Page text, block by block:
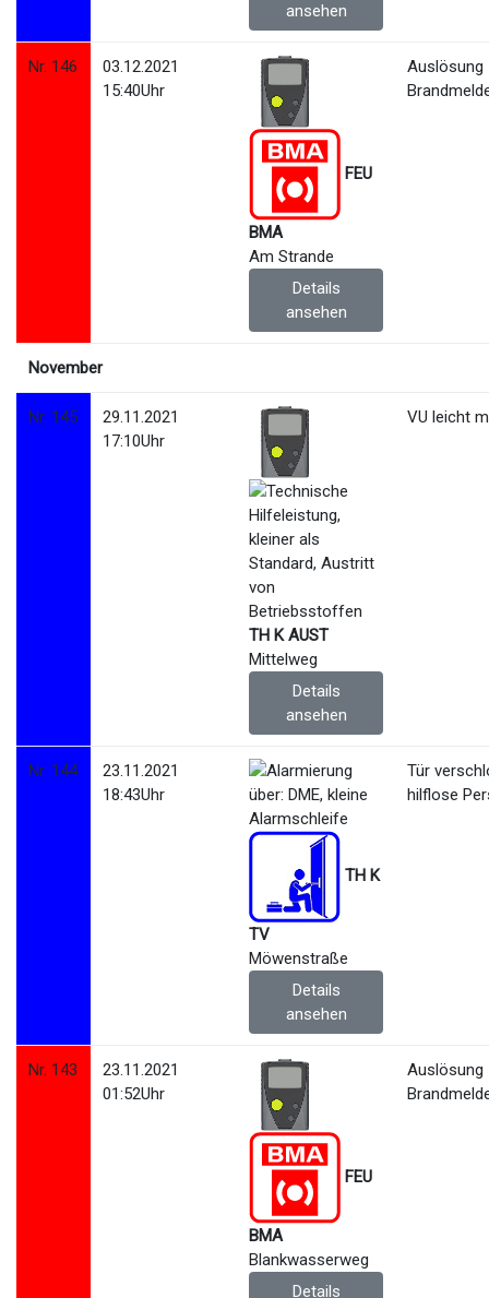
ansehen
Nr. 146
03.12.2021
15:40Uhr
FEU
BMA
Am Strande
Details
ansehen
Auslösung
November
Nr. 145
29.11.2021
17:10Uhr
TH K AUST
Mittelweg
Details
ansehen
VU leicht
Nr. 144
23.11.2021
18:43Uhr
TH K
TV
Möwenstraße
Details
ansehen
Tür
hilflose
Nr. 143
23.11.2021
01:52Uhr
FEU
BMA
Blankwasserweg
Details
Auslösung